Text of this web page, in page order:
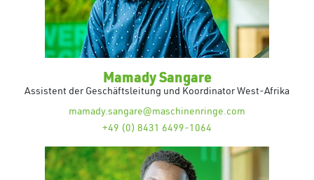
Mamady Sangare
Assistent der Geschäftsleitung und Koordinator West-Afrika
mamady.sangare@maschinenringe.com
+49 (0) 8431 6499-1064